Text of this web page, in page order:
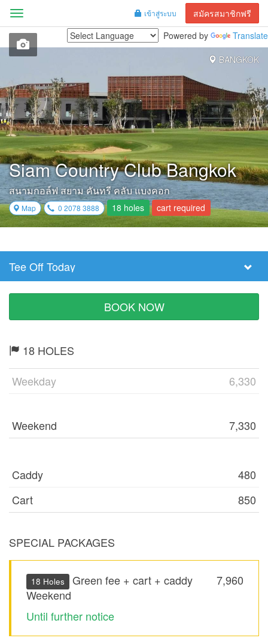
เข้าสู่ระบบ สมัครสมาชิกฟรี
Menu
Powered by
Translate
BANGKOK
Siam Country Club Bangkok
สนามกอล์ฟ สยาม คันทรี คลับ แบงคอก
Map 0 2078 3888 18 holes cart required
Select
Tee
Time
Tee Off Today
BOOK NOW
18 HOLES
Weekday
6,330
Weekend 7,330
Caddy
480
Cart
850
SPECIAL PACKAGES
7,960
18 Holes
Green fee + cart + caddy
Weekend
Until further notice